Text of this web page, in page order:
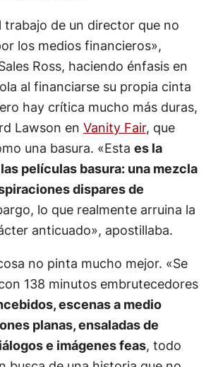
trabajo de un director que no
los medios financieros»,
Ross, haciendo énfasis en
al financiarse su propia cinta
hay crítica mucho más duras,
Lawson en Vanity Fair, que
una basura. «Esta es la
películas basura: una mezcla
dispares de
lo que realmente arruina la
anticuado», apostillaba.
no pinta mucho mejor. «Se
138 minutos embrutecedores
escenas a medio
planas, ensaladas de
e imágenes feas, todo